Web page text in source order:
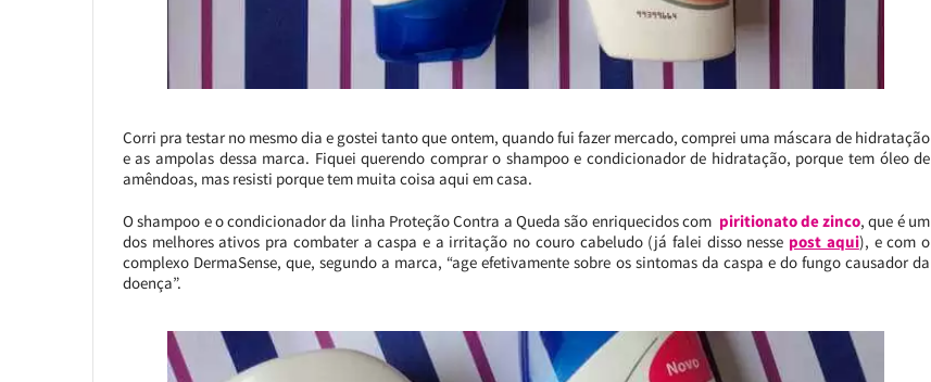
Corri pra testar no mesmo dia e gostei tanto que ontem, quando fui fazer mercado, comprei uma máscara de hidratação
e as ampolas dessa marca. Fiquei querendo comprar o shampoo e condicionador de hidratação, porque tem óleo de
amêndoas, mas resisti porque tem muita coisa aqui em casa.
O shampoo e o condicionador da linha Proteção Contra a Queda são enriquecidos com piritionato de zinco, que é um
dos melhores ativos pra combater a caspa e a irritação no couro cabeludo (já falei disso nesse post aqui), e com o
complexo DermaSense, que, segundo a marca, “age efetivamente sobre os sintomas da caspa e do fungo causador da
doença”.